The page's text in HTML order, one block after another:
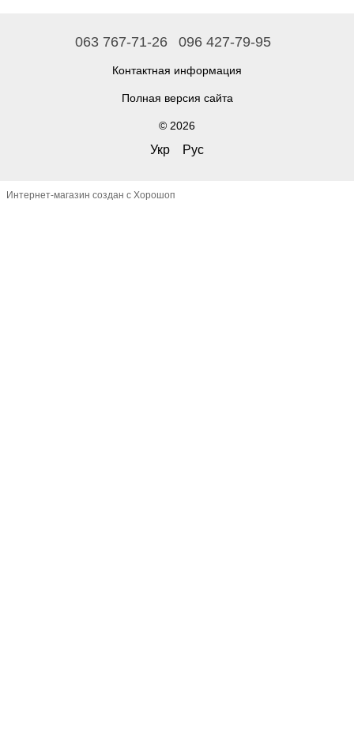
063 767-71-26 096 427-79-95
Контактная информация
Полная версия сайта
© 2026
Укр Рус
Интернет-магазин создан с Хорошоп